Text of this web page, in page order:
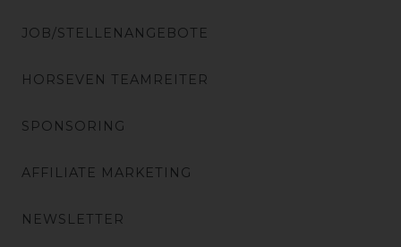
JOB/STELLENANGEBOTE
HORSEVEN TEAMREITER
SPONSORING
AFFILIATE MARKETING
NEWSLETTER